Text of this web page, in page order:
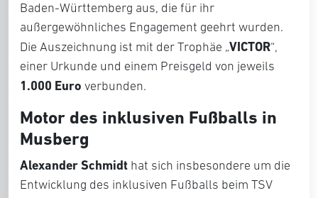
Baden-Württemberg aus, die für ihr
außergewöhnliches Engagement geehrt wurden.
Die Auszeichnung ist mit der Trophäe „VICTOR“,
einer Urkunde und einem Preisgeld von jeweils
1.000 Euro verbunden.
Motor des inklusiven Fußballs in
Musberg
Alexander Schmidt hat sich insbesondere um die
Entwicklung des inklusiven Fußballs beim TSV